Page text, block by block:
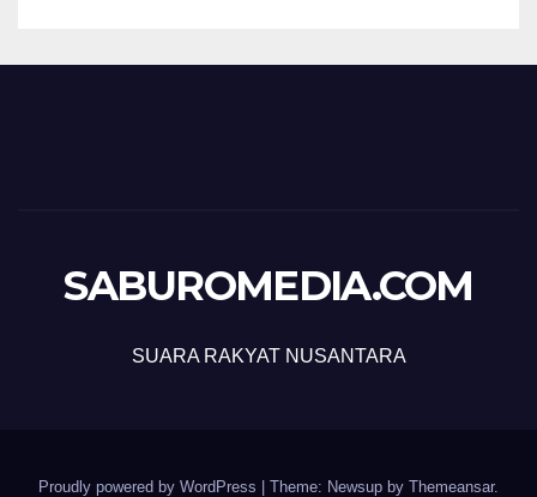
SABUROMEDIA.COM
SUARA RAKYAT NUSANTARA
Proudly powered by WordPress Theme: Newsup by Themeansar.